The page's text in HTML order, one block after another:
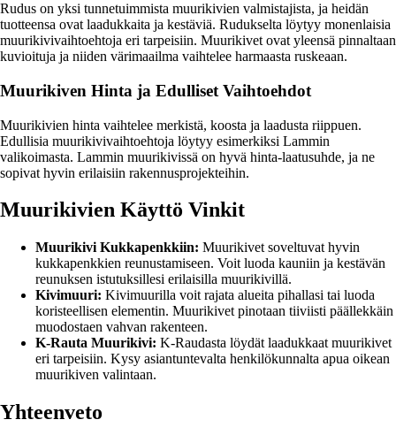
Rudus on yksi tunnetuimmista muurikivien valmistajista, ja heidän
tuotteensa ovat laadukkaita ja kestäviä. Rudukselta löytyy monenlaisia
muurikivivaihtoehtoja eri tarpeisiin. Muurikivet ovat yleensä pinnaltaan
kuvioituja ja niiden värimaailma vaihtelee harmaasta ruskeaan.
Muurikiven Hinta ja Edulliset Vaihtoehdot
Muurikivien hinta vaihtelee merkistä, koosta ja laadusta riippuen.
Edullisia muurikivivaihtoehtoja löytyy esimerkiksi Lammin
valikoimasta. Lammin muurikivissä on hyvä hinta-laatusuhde, ja ne
sopivat hyvin erilaisiin rakennusprojekteihin.
Muurikivien Käyttö Vinkit
Muurikivi Kukkapenkkiin: Muurikivet soveltuvat hyvin
kukkapenkkien reunustamiseen. Voit luoda kauniin ja kestävän
reunuksen istutuksillesi erilaisilla muurikivillä.
Kivimuuri: Kivimuurilla voit rajata alueita pihallasi tai luoda
koristeellisen elementin. Muurikivet pinotaan tiiviisti päällekkäin
muodostaen vahvan rakenteen.
K-Rauta Muurikivi: K-Raudasta löydät laadukkaat muurikivet
eri tarpeisiin. Kysy asiantuntevalta henkilökunnalta apua oikean
muurikiven valintaan.
Yhteenveto